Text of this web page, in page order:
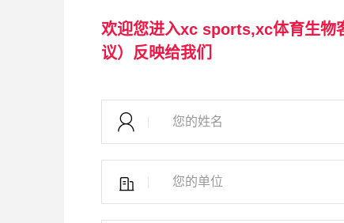
欢迎您进入xc sports,xc体育生物
议）反映给我们